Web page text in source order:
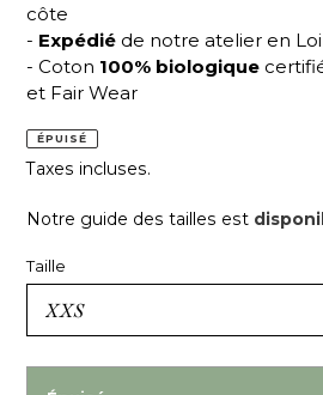
côte
- Expédié de notre atelier en
- Coton 100% biologique
et Fair Wear
ÉPUISÉ
Taxes incluses.
Notre guide des tailles est
Taille